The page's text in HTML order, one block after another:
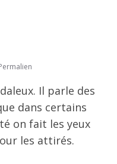
Il parle des
dans certains
on fait les yeux
les attirés.